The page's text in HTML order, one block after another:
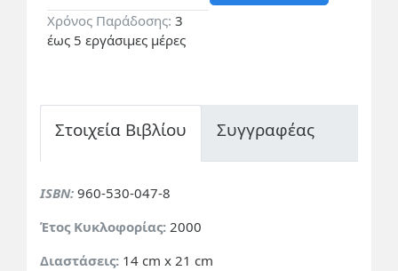
Χρόνος Παράδοσης: 3
έως 5 εργάσιμες μέρες
Στοιχεία Βιβλίου Συγγραφέας
ISBN: 960-530-047-8
Έτος Κυκλοφορίας: 2000
Διαστάσεις: 14 cm x 21 cm